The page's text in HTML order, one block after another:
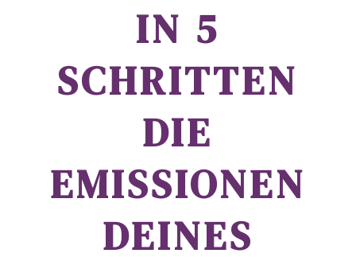
IN 5
SCHRITTEN
DIE
EMISSIONEN
DEINES